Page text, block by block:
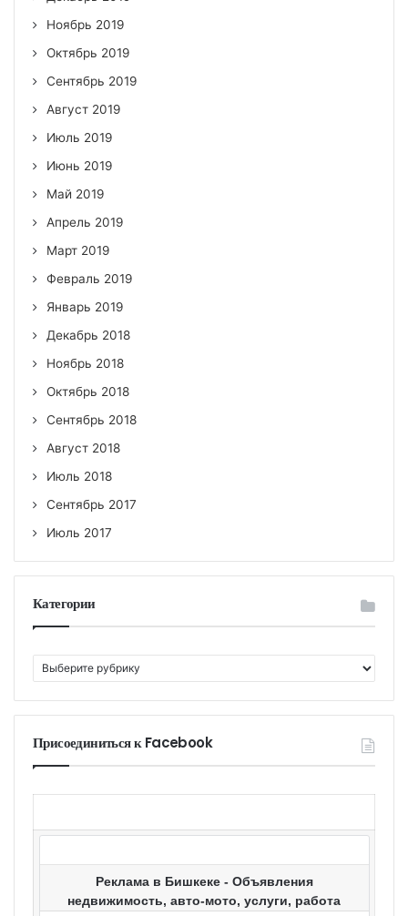
Ноябрь 2019
Октябрь 2019
Сентябрь 2019
Август 2019
Июль 2019
Июнь 2019
Май 2019
Апрель 2019
Март 2019
Февраль 2019
Январь 2019
Декабрь 2018
Ноябрь 2018
Октябрь 2018
Сентябрь 2018
Август 2018
Июль 2018
Сентябрь 2017
Июль 2017
Категории
а
т
г
и
Присоединиться к Facebook
Реклама в Бишкеке - Объявления
недвижимость, авто-мото, услуги, работа